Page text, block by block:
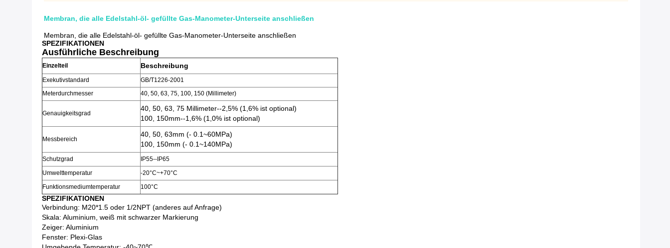
Membran, die alle Edelstahl-öl- gefüllte Gas-Manometer-Unterseite anschließen
Membran, die alle Edelstahl-öl- gefüllte Gas-Manometer-Unterseite anschließen
SPEZIFIKATIONEN
Ausführliche Beschreibung
Einzelteil Beschreibung
Exekutivstandard
GB/T1226-2001
Meterdurchmesser
40, 50, 63, 75, 100, 150 (Millimeter)
Genauigkeitsgrad
40, 50, 63, 75 Millimeter--2,5% (1,6% ist optional)
100, 150mm--1,6% (1,0% ist optional)
Messbereich
40, 50, 63mm (- 0.1~60MPa)
100, 150mm (- 0.1~140MPa)
Schutzgrad
IP55--IP65
Umwelttemperatur
-20°C~+70°C
Funktionsmediumtemperatur
100°C
SPEZIFIKATIONEN
Verbindung: M20*1.5 oder 1/2NPT (anderes auf Anfrage)
Skala: Aluminium, weiß mit schwarzer Markierung
Zeiger: Aluminium
Fenster: Plexi-Glas